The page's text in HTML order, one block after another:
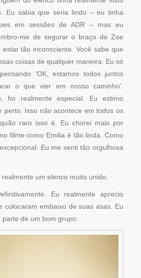
Eu sabia que seria lindo – eu tinha
em sessões de ADR – mas eu
me de segurar o braço de Zoe
tão inconsciente. Você sabe que
coisas de qualquer maneira. Eu só
‘OK, estamos todos juntos
o que vier em nosso caminho’.
foi realmente especial. Eu estimo
perto. Isso não acontece em todos os
raro isso é. Eu chorei mais por
filme como Emilia é tão linda. Como
Eu me senti tão orgulhosa
realmente um elenco muito unido.
Eu realmente aprecio
colocaram embaixo de suas asas. Eu
de um bom grupo.